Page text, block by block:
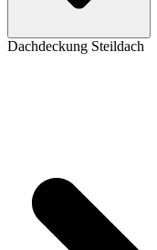
Dachdeckung Steildach